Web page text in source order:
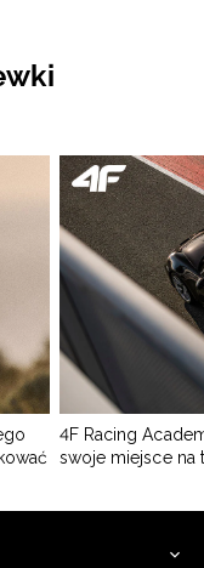
4F Racing
swoje miejsce na